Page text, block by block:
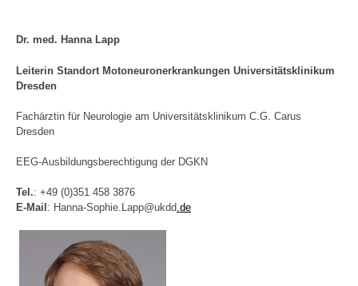
Dr. med. Hanna Lapp
Leiterin Standort Motoneuronerkrankungen Universitätsklinikum
Dresden
Fachärztin für Neurologie am Universitätsklinikum C.G. Carus
Dresden
EEG-Ausbildungsberechtigung der DGKN
Tel.: +49 (0)351 458 3876
E-Mail : Hanna-Sophie.Lapp@ukdd.de